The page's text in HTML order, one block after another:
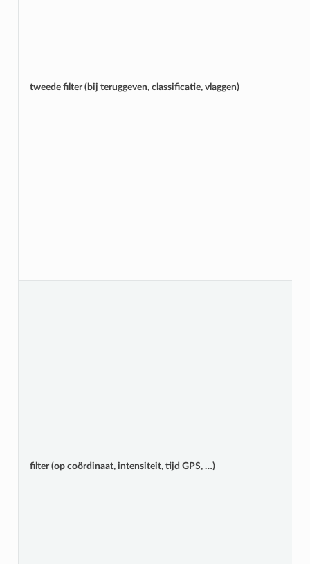
tweede filter (bij teruggeven, classificatie, vlaggen)
filter (op coördinaat, intensiteit, tijd GPS, …)